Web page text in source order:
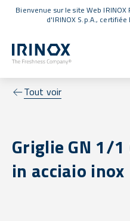
Bienvenue sur le site Web
d'IRINOX S.p.A., certifiée
Tout voir
Griglie GN 1/
in acciaio inox